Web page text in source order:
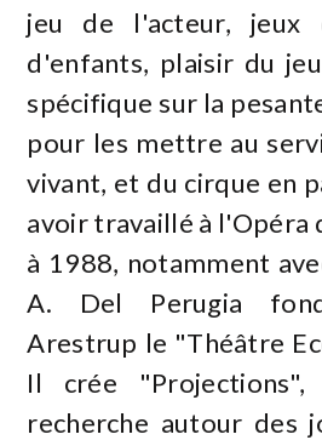
jeu de l'acteur, jeux
d'enfants, plaisir du
spécifique sur la
pour les mettre au
vivant, et du cirque en
avoir travaillé à l'Opéra
à 1988, notamment
A. Del Perugia
Arestrup le "Théâtre
Il crée
recherche autour des